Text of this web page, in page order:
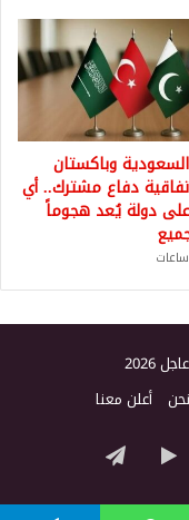
وباكستان
دفاع مشترك.. أي
دولة يُعد هجوماً
أعلن معنا
‏Google
Play
تيلقرام